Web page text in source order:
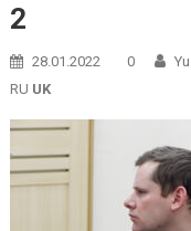
2
28.01.2022 0
RU UK